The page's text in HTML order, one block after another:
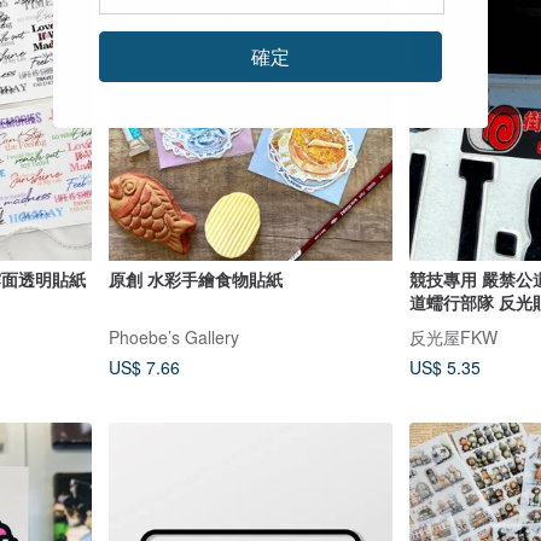
透明貼紙 原創 水彩手繪食物貼紙
Phoebe’s Gallery
US$ 7.66
競技專用 嚴禁公
道蠕行部隊 反光
反光屋FKW
US$ 5.35
確定